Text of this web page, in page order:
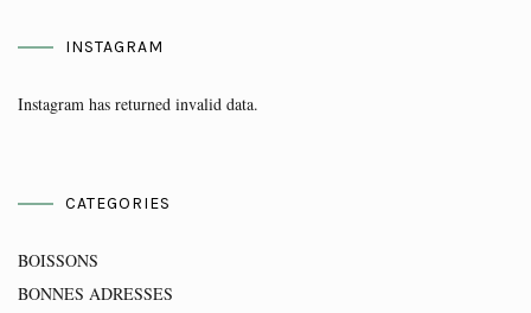
INSTAGRAM
Instagram has returned invalid data.
CATEGORIES
BOISSONS
BONNES ADRESSES